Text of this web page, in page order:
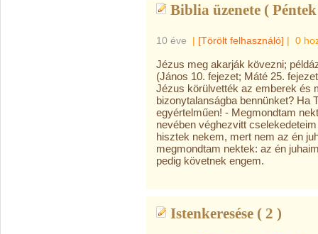
Biblia üzenete (
10 éve | [Törölt felhasználó] | 0
Jézus meg akarják kövezni;
(János 10. fejezet; Máté 25.
Jézus körülvették az emberek és
bizonytalanságba bennünket? Ha
egyértelműen! - Megmondtam
nevében véghezvitt
hisztek nekem, mert nem az én
megmondtam nektek: az én
pedig követnek engem.
Istenkeresése ( 2 )